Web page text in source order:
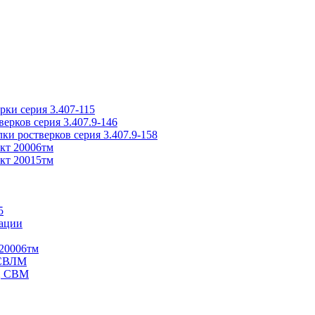
серия 3.407-115
серия 3.407.9-146
ростверков серия 3.407.9-158
20006тм
20015тм
СВМ